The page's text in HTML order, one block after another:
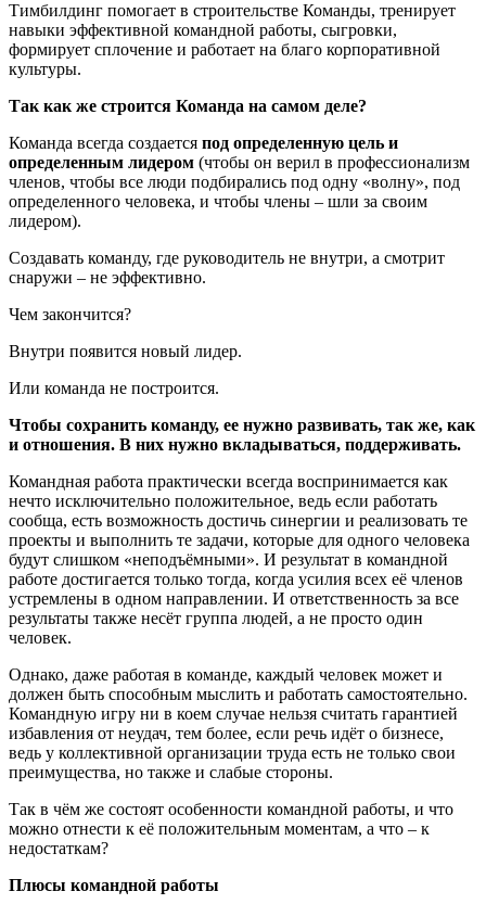
Тимбилдинг помогает в строительстве Команды, тренирует
навыки эффективной командной работы, сыгровки,
формирует сплочение и работает на благо корпоративной
культуры.
Так как же строится Команда на самом деле?
Команда всегда создается под определенную цель и
определенным лидером (чтобы он верил в профессионализм
членов, чтобы все люди подбирались под одну «волну», под
определенного человека, и чтобы члены – шли за своим
лидером).
Создавать команду, где руководитель не внутри, а смотрит
снаружи – не эффективно.
Чем закончится?
Внутри появится новый лидер.
Или команда не построится.
Чтобы сохранить команду, ее нужно развивать, так же, как
и отношения. В них нужно вкладываться, поддерживать.
Командная работа практически всегда воспринимается как
нечто исключительно положительное, ведь если работать
сообща, есть возможность достичь синергии и реализовать те
проекты и выполнить те задачи, которые для одного человека
будут слишком «неподъёмными». И результат в командной
работе достигается только тогда, когда усилия всех её членов
устремлены в одном направлении. И ответственность за все
результаты также несёт группа людей, а не просто один
человек.
Однако, даже работая в команде, каждый человек может и
должен быть способным мыслить и работать самостоятельно.
Командную игру ни в коем случае нельзя считать гарантией
избавления от неудач, тем более, если речь идёт о бизнесе,
ведь у коллективной организации труда есть не только свои
преимущества, но также и слабые стороны.
Так в чём же состоят особенности командной работы, и что
можно отнести к её положительным моментам, а что – к
недостаткам?
Плюсы командной работы